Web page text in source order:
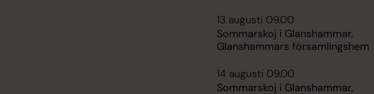
13 augusti 09.00
Sommarskoj i Glanshammar,
Glanshammars församlingshem
14 augusti 09.00
Sommarskoj i Glanshammar,